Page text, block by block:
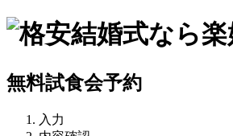
無料試食会予約
入力